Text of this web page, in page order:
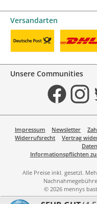
Versandarten
Unsere Communities
Facebook
Impressum Newsletter
Widerrufsrecht
Vertrag
Informationspflichten
Alle Preise inkl. gesetzl.
© 2026 mennys